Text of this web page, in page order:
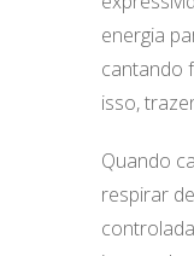
energia
cantando
isso,
Quando
respirar